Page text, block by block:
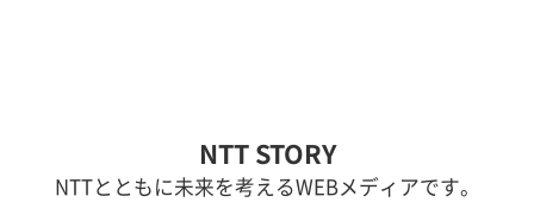
NTT STORY
NTTとともに未来を考えるWEBメディアです。